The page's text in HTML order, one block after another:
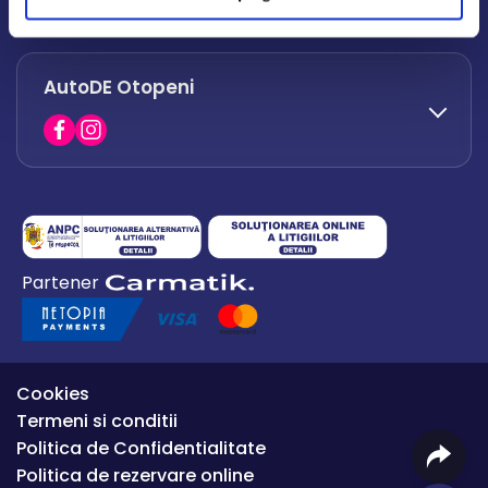
office.afumati@autode.ro
0730 063 852
0730 063 851
AutoDE Otopeni
0754 649 360
office.premium@autode.ro
Partener
Cookies
Termeni si conditii
Politica de Confidentialitate
Politica de rezervare online